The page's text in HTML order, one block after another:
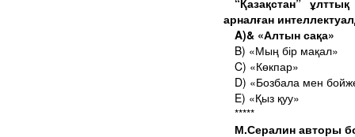
“Қазақстан”
арналған
A)& «Алтын сақа»
B) «Мың бір мақал»
C) «Көкпар»
D) «Бозбала мен
E) «Қыз қуу»
*****
М.Сералин авторы